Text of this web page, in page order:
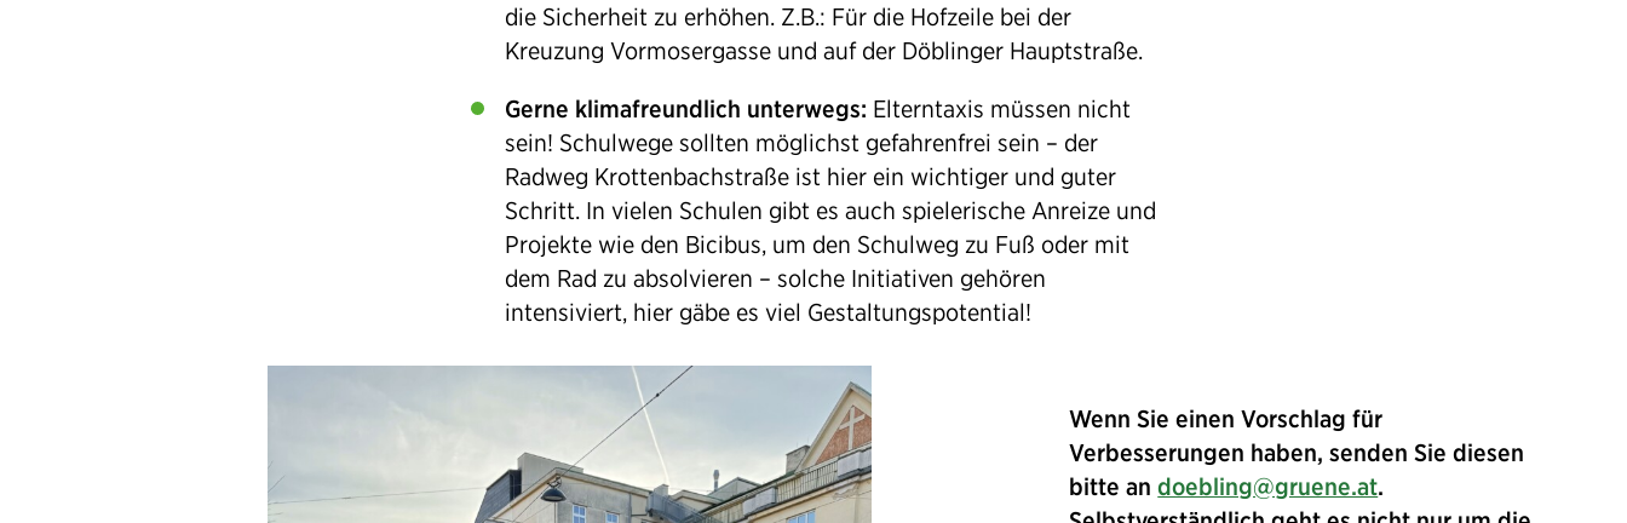
die Sicherheit zu erhöhen. Z.B.: Für die Hofzeile bei der
Kreuzung Vormosergasse und auf der Döblinger Hauptstraße.
Gerne klimafreundlich unterwegs: Elterntaxis müssen nicht
sein! Schulwege sollten möglichst gefahrenfrei sein – der
Radweg Krottenbachstraße ist hier ein wichtiger und guter
Schritt. In vielen Schulen gibt es auch spielerische Anreize und
Projekte wie den Bicibus, um den Schulweg zu Fuß oder mit
dem Rad zu absolvieren – solche Initiativen gehören
intensiviert, hier gäbe es viel Gestaltungspotential!
Wenn Sie einen Vorschlag für
Verbesserungen haben, senden Sie diesen
bitte andoebling@gruene.at.